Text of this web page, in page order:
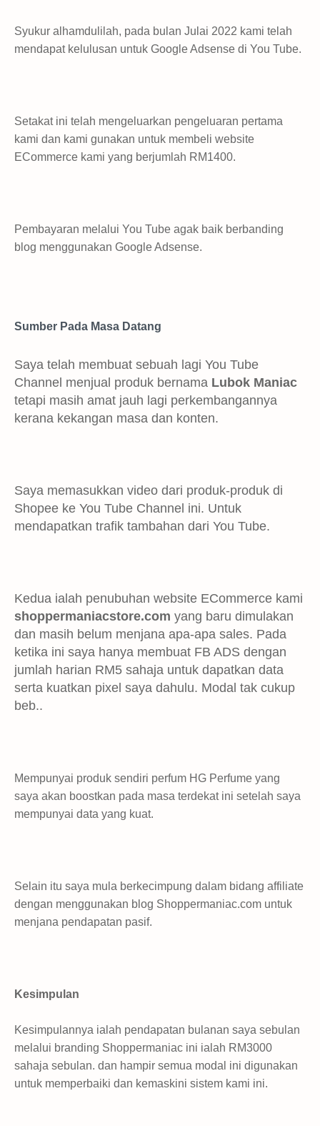
Syukur alhamdulilah, pada bulan Julai 2022 kami telah
mendapat kelulusan untuk Google Adsense di You Tube.
Setakat ini telah mengeluarkan pengeluaran pertama
kami dan kami gunakan untuk membeli website
ECommerce kami yang berjumlah RM1400.
Pembayaran melalui You Tube agak baik berbanding
blog menggunakan Google Adsense.
Sumber Pada Masa Datang
Saya telah membuat sebuah lagi You Tube
Channel menjual produk bernama Lubok Maniac
tetapi masih amat jauh lagi perkembangannya
kerana kekangan masa dan konten.
Saya memasukkan video dari produk-produk di
Shopee ke You Tube Channel ini. Untuk
mendapatkan trafik tambahan dari You Tube.
Kedua ialah penubuhan website ECommerce kami
shoppermaniacstore.com yang baru dimulakan
dan masih belum menjana apa-apa sales. Pada
ketika ini saya hanya membuat FB ADS dengan
jumlah harian RM5 sahaja untuk dapatkan data
serta kuatkan pixel saya dahulu. Modal tak cukup
beb..
Mempunyai produk sendiri perfum HG Perfume yang
saya akan boostkan pada masa terdekat ini setelah saya
mempunyai data yang kuat.
Selain itu saya mula berkecimpung dalam bidang affiliate
dengan menggunakan blog Shoppermaniac.com untuk
menjana pendapatan pasif.
Kesimpulan
Kesimpulannya ialah pendapatan bulanan saya sebulan
melalui branding Shoppermaniac ini ialah RM3000
sahaja sebulan. dan hampir semua modal ini digunakan
untuk memperbaiki dan kemaskini sistem kami ini.